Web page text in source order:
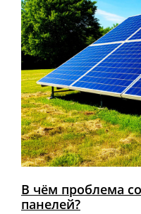
В чём проблема
панелей?